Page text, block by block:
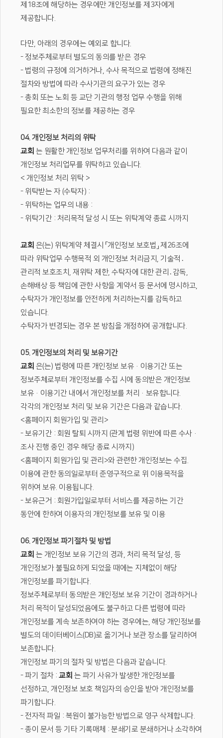
제18조에 해당하는 경우에만 개인정보를 제3자에게
제공합니다.
다만, 아래의 경우에는 예외로 합니다.
- 정보주체로부터 별도의 동의를 받은 경우
- 법령의 규정에 의거하거나, 수사 목적으로 법령에 정해진
절차와 방법에 따라 수사기관의 요구가 있는 경우
- 총회 또는 노회 등 교단 기관의 행정 업무 수행을 위해
필요한 최소한의 정보를 제공하는 경우
04. 개인정보 처리의 위탁
교회 는 원활한 개인정보 업무처리를 위하여 다음과 같이
개인정보 처리업무를 위탁하고 있습니다.
< 개인정보 처리 위탁 >
- 위탁받는 자 (수탁자) :
- 위탁하는 업무의 내용 :
- 위탁기간 : 처리목적 달성 시 또는 위탁계약 종료 시까지
교회 은(는) 위탁계약 체결시 「개인정보 보호법」 제26조에
따라 위탁업무 수행목적 외 개인정보 처리금지, 기술적․
관리적 보호조치, 재위탁 제한, 수탁자에 대한 관리․감독,
손해배상 등 책임에 관한 사항을 계약서 등 문서에 명시하고,
수탁자가 개인정보를 안전하게 처리하는지를 감독하고
있습니다.
수탁자가 변경되는 경우 본 방침을 개정하여 공개합니다.
05. 개인정보의 처리 및 보유기간
교회 은(는) 법령에 따른 개인정보 보유·이용기간 또는
정보주체로부터 개인정보를 수집 시에 동의받은 개인정보
보유·이용기간 내에서 개인정보를 처리·보유합니다.
각각의 개인정보 처리 및 보유 기간은 다음과 같습니다.
<홈페이지 회원가입 및 관리>
- 보유기간 : 회원 탈퇴 시까지 (관계 법령 위반에 따른 수사·
조사 진행 중인 경우 해당 종료 시까지)
<홈페이지 회원가입 및 관리>와 관련한 개인정보는 수집.
이용에 관한 동의일로부터 준영구적으로 위 이용목적을
위하여 보유. 이용됩니다.
- 보유근거 : 회원가입일로부터 서비스를 제공하는 기간
동안에 한하여 이용자의 개인정보를 보유 및 이용
06. 개인정보 파기절차 및 방법
교회 는 개인정보 보유 기간의 경과, 처리 목적 달성, 등
개인정보가 불필요하게 되었을 때에는 지체없이 해당
개인정보를 파기합니다.
정보주체로부터 동의받은 개인정보 보유 기간이 경과하거나
처리 목적이 달성되었음에도 불구하고 다른 법령에 따라
개인정보를 계속 보존하여야 하는 경우에는, 해당 개인정보를
별도의 데이터베이스(DB)로 옮기거나 보관 장소를 달리하여
보존합니다.
개인정보 파기의 절차 및 방법은 다음과 같습니다.
- 파기 절차 : 교회 는 파기 사유가 발생한 개인정보를
선정하고, 개인정보 보호 책임자의 승인을 받아 개인정보를
파기합니다.
- 전자적 파일 : 복원이 불가능한 방법으로 영구 삭제합니다.
- 종이 문서 등 기타 기록매체 : 분쇄기로 분쇄하거나 소각하여